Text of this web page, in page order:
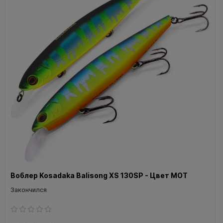
Воблер Kosadaka Balisong XS 130SP - Цвет MOT
Закончился